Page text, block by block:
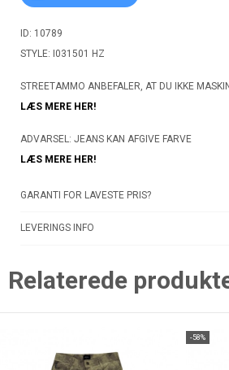
ID: 10789
STYLE: I031501 HZ
STREETAMMO ANBEFALER, AT DU IKKE
LÆS MERE HER!
ADVARSEL: JEANS KAN AFGIVE FARVE
LÆS MERE HER!
GARANTI FOR LAVESTE PRIS?
LEVERINGS INFO
Relaterede
-58%